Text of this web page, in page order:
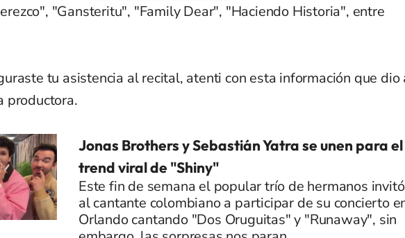
"Gansteritu", "Family Dear", "Haciendo Historia", entre
tu asistencia al recital, atenti con esta información que dio
productora.
Jonas Brothers y Sebastián Yatra se unen para el
trend viral de "Shiny"
Este fin de semana el popular trío de hermanos invitó
al cantante colombiano a participar de su concierto
Orlando cantando "Dos Oruguitas" y "Runaway", sin